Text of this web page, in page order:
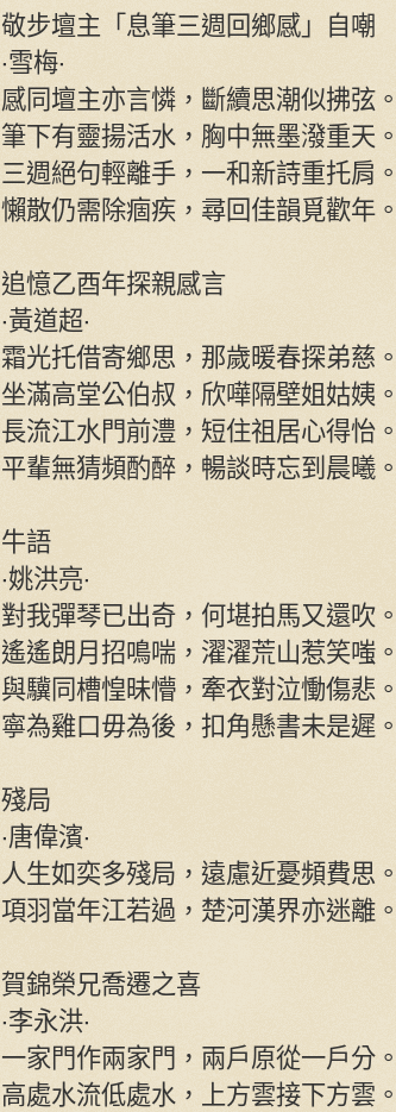
敬步壇主「息筆三週回鄉感」自嘲
‧雪梅‧
感同壇主亦言憐，斷續思潮似拂弦。
筆下有靈揚活水，胸中無墨潑重天。
三週絕句輕離手，一和新詩重托肩。
懶散仍需除痼疾，尋回佳韻覓歡年。
追憶乙酉年探親感言
‧黃道超‧
霜光托借寄鄉思，那歲暖春探弟慈。
坐滿高堂公伯叔，欣嘩隔壁姐姑姨。
長流江水門前澧，短住祖居心得怡。
平輩無猜頻酌醉，暢談時忘到晨曦。
牛語
‧姚洪亮‧
對我彈琴已出奇，何堪拍馬又還吹。
遙遙朗月招鳴喘，濯濯荒山惹笑嗤。
與驥同槽惶昧懵，牽衣對泣慟傷悲。
寧為雞口毋為後，扣角懸書未是遲。
殘局
‧唐偉濱‧
人生如奕多殘局，遠慮近憂頻費思。
項羽當年江若過，楚河漢界亦迷離。
賀錦榮兄喬遷之喜
‧李永洪‧
一家門作兩家門，兩戶原從一戶分。
高處水流低處水，上方雲接下方雲。